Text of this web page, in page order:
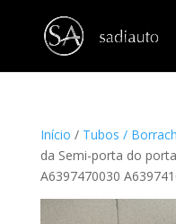
Início / Tubos /
da Semi-porta do
A6397470030